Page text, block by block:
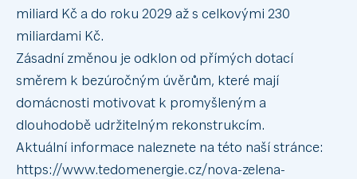
miliard Kč a do roku 2029 až s celkovými 230
miliardami Kč.
Zásadní změnou je odklon od přímých dotací
směrem k bezúročným úvěrům, které mají
domácnosti motivovat k promyšleným a
dlouhodobě udržitelným rekonstrukcím.
Aktuální informace naleznete na této naší stránce:
https://www.tedomenergie.cz/nova-zelena-